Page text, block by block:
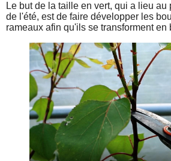
Le but de la taille en vert, qui a lieu au
de l'été, est de faire développer les
rameaux afin qu'ils se transforment en